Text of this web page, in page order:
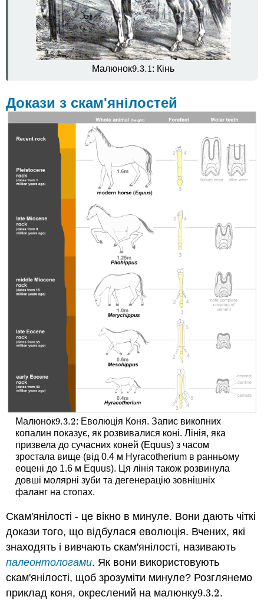
Докази
біогеографії
Біогеографія
верблюдів:
Очевидці
еволюції
Рецензія
Дізнатися
Атрибуції
Малюнок9.3.1
9.3.1: Кінь
Докази з скам'янілостей
Малюнок9.3.2
9.3.2: Еволюція Коня. Запис викопних
копалин показує, як розвивалися коні. Лінія, яка
призвела до сучасних коней (Equus) з часом
зростала вище (від 0.4 м Hyracotherium в ранньому
еоцені до 1.6 м Equus). Ця лінія також розвинула
довші молярні зуби та дегенерацію зовнішніх
фаланг на стопах.
Скам'янілості - це вікно в минуле. Вони дають чіткі
докази того, що відбулася еволюція. Вчених, які
знаходять і вивчають скам'янілості, називають
палеонтологами. Як вони використовують
скам'янілості, щоб зрозуміти минуле? Розглянемо
приклад коня, окреслений на малюнку9.3.2
9.3.2.